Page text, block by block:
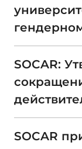
SOCAR:
SOCAR